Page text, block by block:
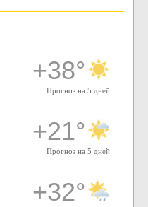
+38°
Прогноз на 5 дней
+21°
Прогноз на 5 дней
+32°